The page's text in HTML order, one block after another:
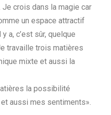
crois dans la magie car
un espace attractif
a, c’est sûr, quelque
travaille trois matières
mixte et aussi la
la possibilité
aussi mes sentiments».